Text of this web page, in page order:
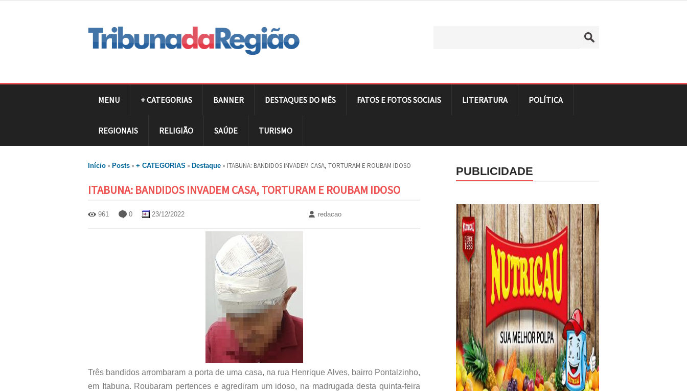
MENU + CATEGORIAS BANNER DESTAQUES DO MÊS FATOS E FOTOS SOCIAIS LITERATURA POLÍTICA
REGIONAIS RELIGIÃO SAÚDE TURISMO
Início » Posts » + CATEGORIAS » Destaque » ITABUNA: BANDIDOS INVADEM CASA, TORTURAM E ROUBAM IDOSO
ITABUNA: BANDIDOS INVADEM CASA, TORTURAM E ROUBAM IDOSO
961 0 23/12/2022 redacao
Três bandidos arrombaram a porta de uma casa, na rua Henrique Alves, bairro Pontalzinho,
em Itabuna. Roubaram pertences e agrediram um idoso, na madrugada desta quinta-feira
PUBLICIDADE